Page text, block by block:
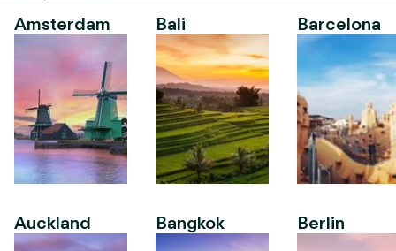
Amsterdam
Auckland
Bali
Bangkok
Barcelona
Berlin